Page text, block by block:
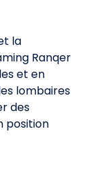
la
Ranqer
et en
lombaires
des
position